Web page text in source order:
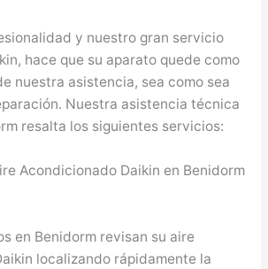
y nuestro gran servicio
hace que su aparato quede como
nuestra asistencia, sea como sea
Nuestra asistencia técnica
resalta los siguientes servicios:
Acondicionado Daikin en Benidorm
en Benidorm revisan su aire
localizando rápidamente la